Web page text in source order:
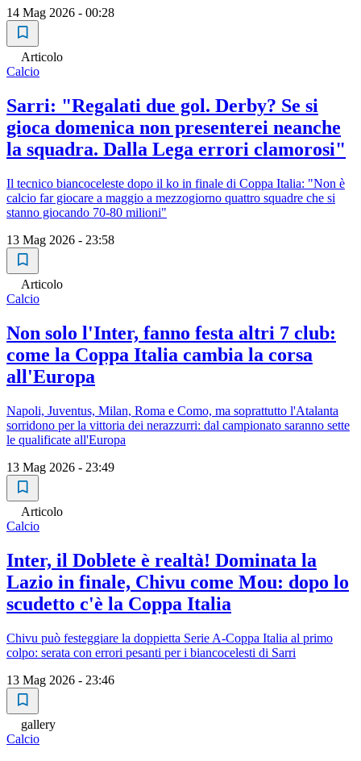
14 Mag 2026 - 00:28
Articolo
Calcio
Sarri: "Regalati due gol. Derby? Se si
gioca domenica non presenterei neanche
la squadra. Dalla Lega errori clamorosi"
Il tecnico biancoceleste dopo il ko in finale di Coppa Italia: "Non è
calcio far giocare a maggio a mezzogiorno quattro squadre che si
stanno giocando 70-80 milioni"
13 Mag 2026 - 23:58
Articolo
Calcio
Non solo l'Inter, fanno festa altri 7 club:
come la Coppa Italia cambia la corsa
all'Europa
Napoli, Juventus, Milan, Roma e Como, ma soprattutto l'Atalanta
sorridono per la vittoria dei nerazzurri: dal campionato saranno sette
le qualificate all'Europa
13 Mag 2026 - 23:49
Articolo
Calcio
Inter, il Doblete è realtà! Dominata la
Lazio in finale, Chivu come Mou: dopo lo
scudetto c'è la Coppa Italia
Chivu può festeggiare la doppietta Serie A-Coppa Italia al primo
colpo: serata con errori pesanti per i biancocelesti di Sarri
13 Mag 2026 - 23:46
gallery
Calcio